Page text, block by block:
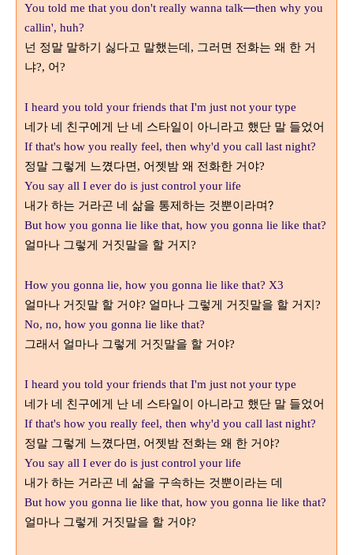
You told me that you don't really wanna talk—then why you
callin', huh?
넌 정말 말하기 싫다고 말했는데, 그러면 전화는 왜 한 거
냐?, 어?
I heard you told your friends that I'm just not your type
네가 네 친구에게 난 네 스타일이 아니라고 했단 말 들었어
If that's how you really feel, then why'd you call last night?
정말 그렇게 느꼈다면, 어젯밤 왜 전화한 거야?
You say all I ever do is just control your life
내가 하는 거라곤 네 삶을 통제하는 것뿐이라며?
But how you gonna lie like that, how you gonna lie like that?
얼마나 그렇게 거짓말을 할 거지?
How you gonna lie, how you gonna lie like that? X3
얼마나 거짓말 할 거야? 얼마나 그렇게 거짓말을 할 거지?
No, no, how you gonna lie like that?
그래서 얼마나 그렇게 거짓말을 할 거야?
I heard you told your friends that I'm just not your type
네가 네 친구에게 난 네 스타일이 아니라고 했단 말 들었어
If that's how you really feel, then why'd you call last night?
정말 그렇게 느꼈다면, 어젯밤 전화는 왜 한 거야?
You say all I ever do is just control your life
내가 하는 거라곤 네 삶을 구속하는 것뿐이라는 데
But how you gonna lie like that, how you gonna lie like that?
얼마나 그렇게 거짓말을 할 거야?